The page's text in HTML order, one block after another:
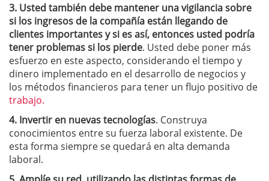
3. Usted también debe mantener una vigilancia sobre
si los ingresos de la compañía están llegando de
clientes importantes y si es así, entonces usted podría
tener problemas si los pierde. Usted debe poner más
esfuerzo en este aspecto, considerando el tiempo y
dinero implementado en el desarrollo de negocios y
los métodos financieros para tener un flujo positivo de
trabajo.
4. Invertir en nuevas tecnologías. Construya
conocimientos entre su fuerza laboral existente. De
esta forma siempre se quedará en alta demanda
laboral.